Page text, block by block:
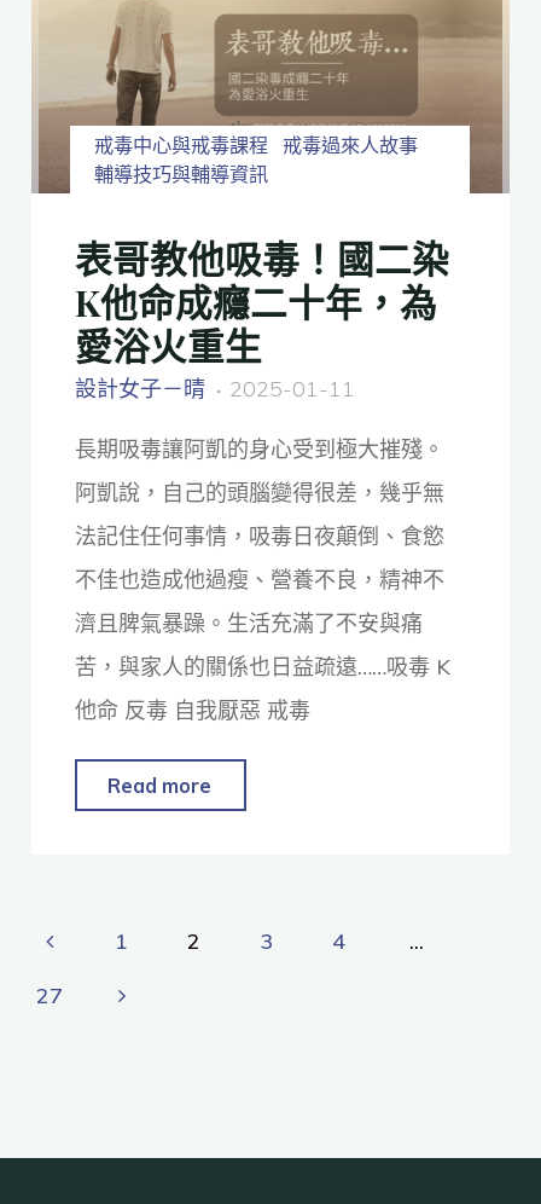
戒毒中心與戒毒課程
戒毒過來人故事
輔導技巧與輔導資訊
表哥教他吸毒！國二染
K他命成癮二十年，為
愛浴火重生
設計女子－晴 2025-01-11
長期吸毒讓阿凱的身心受到極大摧殘。
阿凱說，自己的頭腦變得很差，幾乎無
法記住任何事情，吸毒日夜顛倒、食慾
不佳也造成他過瘦、營養不良，精神不
濟且脾氣暴躁。生活充滿了不安與痛
苦，與家人的關係也日益疏遠……吸毒 K
他命 反毒 自我厭惡 戒毒
Read more
1 2 3 4
...
27